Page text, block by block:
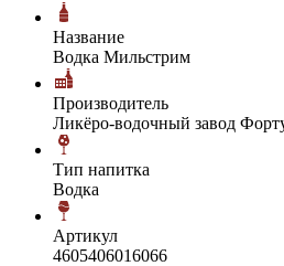
Название
Водка Мильстрим
Производитель
Ликёро-водочный завод
Тип напитка
Водка
Артикул
4605406016066